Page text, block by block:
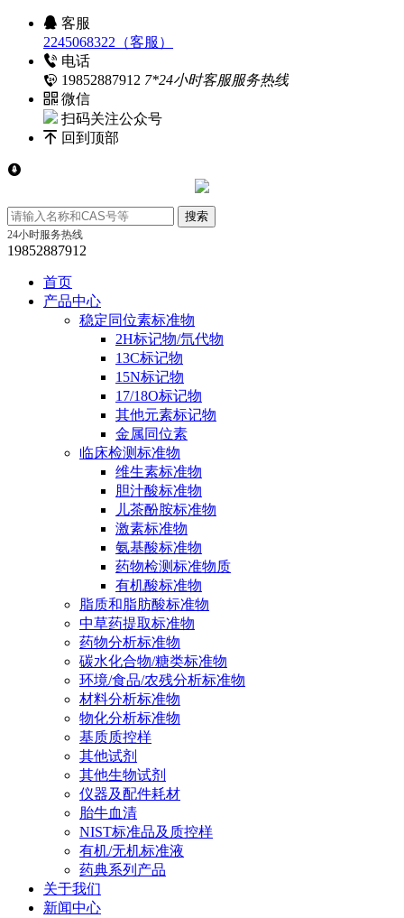
客服
2245068322（客服）
电话
19852887912 7*24小时客服服务热线
微信
扫码关注公众号
回到顶部
24小时服务热线
19852887912
首页
产品中心
稳定同位素标准物
2H标记物/氘代物
13C标记物
15N标记物
17/18O标记物
其他元素标记物
金属同位素
临床检测标准物
维生素标准物
胆汁酸标准物
儿茶酚胺标准物
激素标准物
氨基酸标准物
药物检测标准物质
有机酸标准物
脂质和脂肪酸标准物
中草药提取标准物
药物分析标准物
碳水化合物/糖类标准物
环境/食品/农残分析标准物
材料分析标准物
物化分析标准物
基质质控样
其他试剂
其他生物试剂
仪器及配件耗材
胎牛血清
NIST标准品及质控样
有机/无机标准液
药典系列产品
关于我们
新闻中心